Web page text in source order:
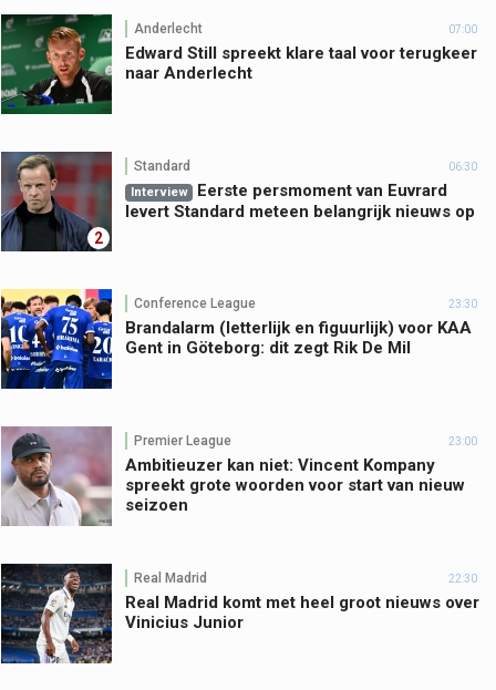
Anderlecht 07:00
Edward Still spreekt klare taal voor terugkeer
naar Anderlecht
2
Standard 06:30
Interview
Eerste persmoment van Euvrard
levert Standard meteen belangrijk nieuws op
Conference League 23:30
Brandalarm (letterlijk en figuurlijk) voor KAA
Gent in Göteborg: dit zegt Rik De Mil
Premier League 23:00
Ambitieuzer kan niet: Vincent Kompany
spreekt grote woorden voor start van nieuw
seizoen
Real Madrid 22:30
Real Madrid komt met heel groot nieuws over
Vinicius Junior